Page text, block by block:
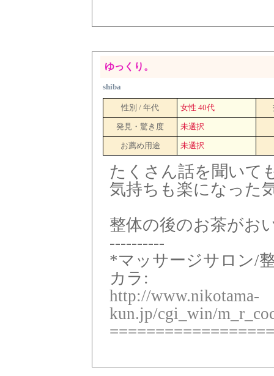
ゆっくり。
shiba
性別 / 年代 女性 40代
発見・驚き度 未選択
お薦め用途 未選択
たくさん話を聞いて
気持ちも楽になった
整体の後のお茶がお
----------
*マッサージサロン/
カラ:
http://www.nikotama-
kun.jp/cgi_win/